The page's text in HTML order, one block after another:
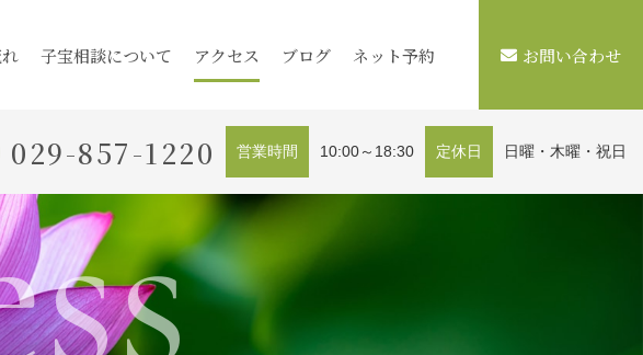
子宝相談について アクセス ブログ ネット予約 お問い合わせ
029-857-1220 営業時間 10:00～18:30 定休日 日曜・木曜・祝日